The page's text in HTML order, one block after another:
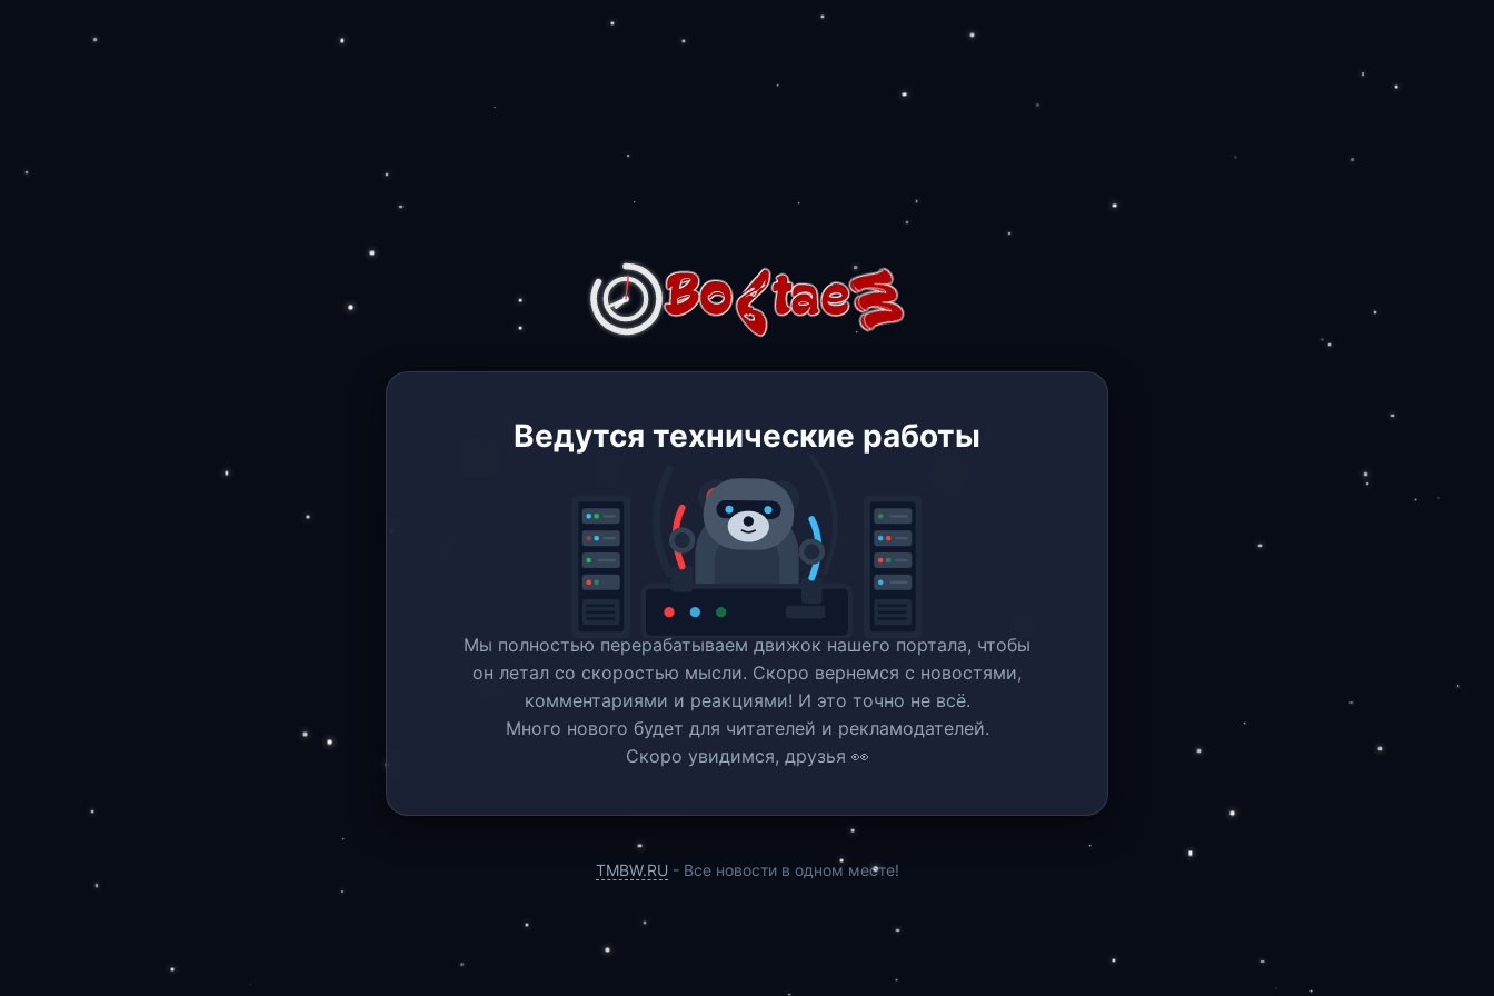
Ведутся технические работы
Мы полностью перерабатываем движок нашего портала, чтобы
он летал со скоростью мысли. Скоро вернемся c новостями,
комментариями и реакциями! И это точно не всё.
Много нового будет для читателей и рекламодателей.
Скоро увидимся, друзья 👀
TMBW.RU - Все новости в одном месте!